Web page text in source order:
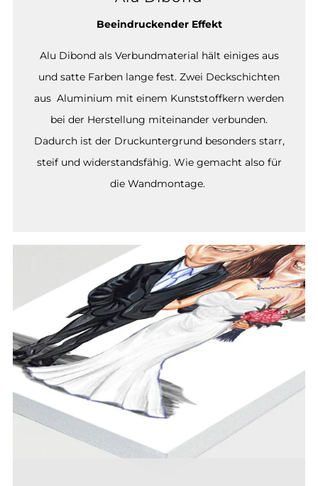
Beeindruckender Effekt
Alu Dibond als Verbundmaterial hält einiges aus
und satte Farben lange fest. Zwei Deckschichten
aus Aluminium mit einem Kunststoffkern werden
bei der Herstellung miteinander verbunden.
Dadurch ist der Druckuntergrund besonders starr,
steif und widerstandsfähig. Wie gemacht also für
die Wandmontage.